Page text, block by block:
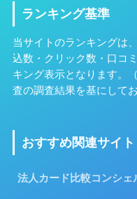
ランキング基準
当サイトのランキングは
込数・クリック数・口コ
キング表示となります。
査の調査結果を基にして
おすすめ関連サイト
法人カード比較コンシェ